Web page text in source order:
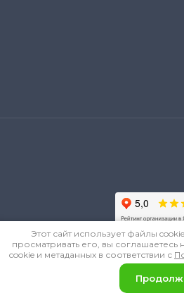
Этот сайт использует файлы
просматривать его, вы
cookie и метаданных в соответствии с